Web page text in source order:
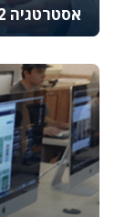
אסטרטגיה 2: מסחר בשבירה
מסביר כיצד
8